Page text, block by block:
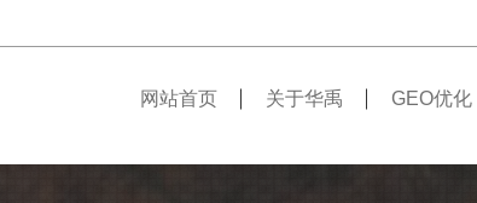
网站首页 关于华禹 GEO优化